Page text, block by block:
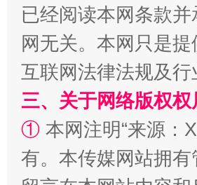
解纷+调解+退费，一次搞定
已经阅读本网条款
网无关。本网只是
互联网法律法规及
三、关于网络版权权
① 本网注明“来源：
有。本传媒网站拥